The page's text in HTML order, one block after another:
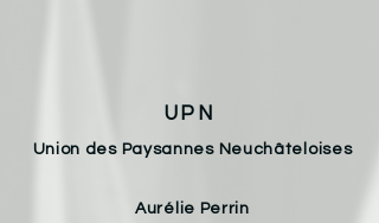
UPN
Union des Paysannes Neuchâteloises
Aurélie Perrin